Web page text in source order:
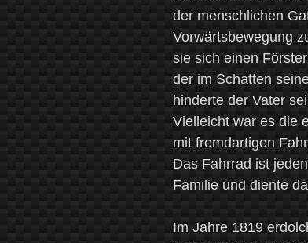
der menschlichen
Vorwärtsbewegung
sie sich einen
der im Schatten
hinderte der Vater
Vielleicht war es die
mit fremdartigen
Das Fahrrad ist
Familie und diente
Im Jahre 1819